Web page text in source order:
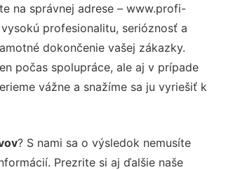
na správnej adrese – www.profi-
profesionalitu, serióznosť a
dokončenie vašej zákazky.
počas spolupráce, ale aj v prípade
vážne a snažíme sa ju vyriešiť k
? S nami sa o výsledok nemusíte
Prezrite si aj ďalšie naše